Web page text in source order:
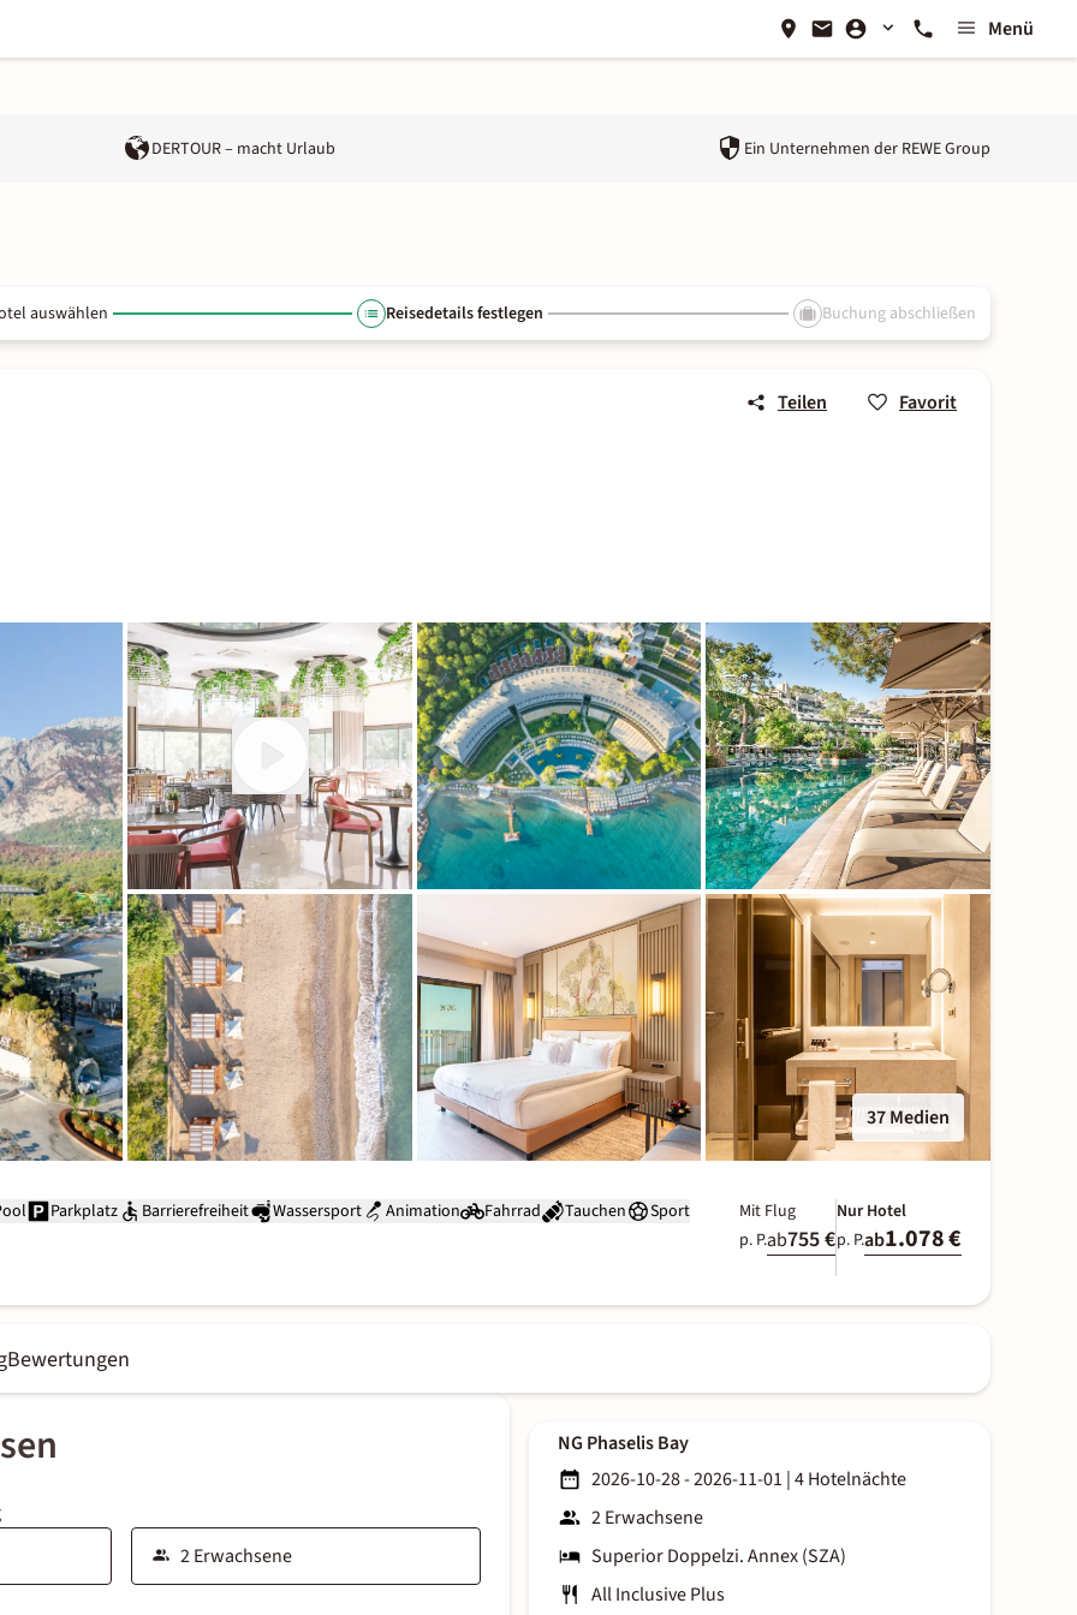
Menü
DERTOUR – macht Urlaub Ein Unternehmen der REWE Group
auswählen Reisedetails festlegen Buchung abschließen
Teilen Favorit
37 Medien
Parkplatz Barrierefreiheit Wassersport Animation Fahrrad Tauchen Sport
Mit Flug
p. P.ab755 €
Nur Hotel
p. P.ab1.078 €
Bewertungen
NG Phaselis Bay
2026-10-28 - 2026-11-01 |4 Hotelnächte
2 Erwachsene
Superior Doppelzi. Annex (SZA)
All Inclusive Plus